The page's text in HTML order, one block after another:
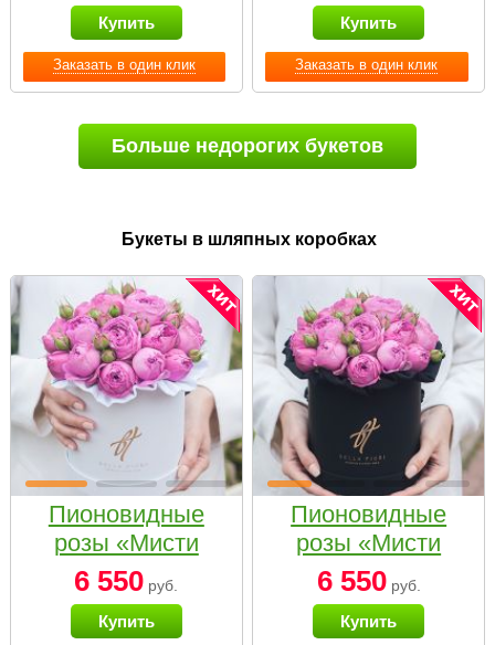
Заказать в один клик
Купить
Заказать в один клик
Купить
Больше недорогих букетов
Букеты в шляпных коробках
Пионовидные
розы «Мисти
бабблс» в белой
коробке Small
6 550 руб.
Купить
Пионовидные
розы «Мисти
бабблс» в
черной коробке
Small
6 550руб.
Купить